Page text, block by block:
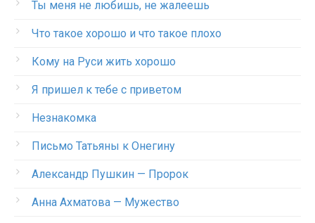
Ты меня не любишь, не жалеешь
Что такое хорошо и что такое плохо
Кому на Руси жить хорошо
Я пришел к тебе с приветом
Незнакомка
Письмо Татьяны к Онегину
Александр Пушкин — Пророк
Анна Ахматова — Мужество